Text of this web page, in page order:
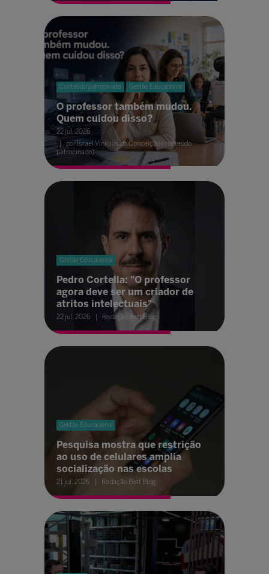
Conteúdo patrocinado Gestão Educacional
O professor também mudou.
Quem cuidou disso?
22 jul. 2026
por Israel Vinícius da Conceição (conteúdo
patrocinado)
Gestão Educacional
Pedro Cortella: "O professor
agora deve ser um criador de
atritos intelectuais"
22 jul. 2026 Redação Bett Blog
Gestão Educacional
Pesquisa mostra que restrição
ao uso de celulares amplia
socialização nas escolas
21 jul. 2026 Redação Bett Blog